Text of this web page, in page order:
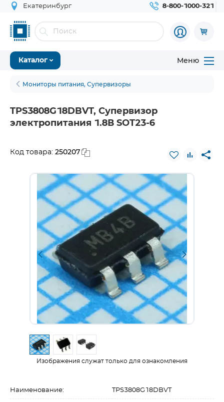
Екатеринбург 8-800-1000-321
Каталог Меню
Мониторы питания, Супервизоры
TPS3808G18DBVT, Супервизор
электропитания 1.8В SOT23-6
Код товара: 250207
Изображения служат только для ознакомления
Наименование: TPS3808G18DBVT